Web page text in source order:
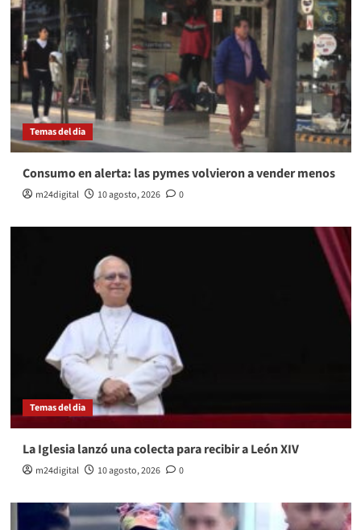
Temas del dia
Consumo en alerta: las pymes volvieron a vender menos
m24digital 10 agosto, 2026 0
Temas del dia
La Iglesia lanzó una colecta para recibir a León XIV
m24digital 10 agosto, 2026 0